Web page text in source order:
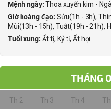
Mệnh ngày: Thoa xuyến kim -
Giờ hoàng đạo: Sửu(1h - 3h),
Mùi(13h - 15h), Tuất(19h - 21h),
Tuổi xung: Ất tị, Kỷ tị, Ất hợi
THÁNG
Th 2 Th 3 Th 4